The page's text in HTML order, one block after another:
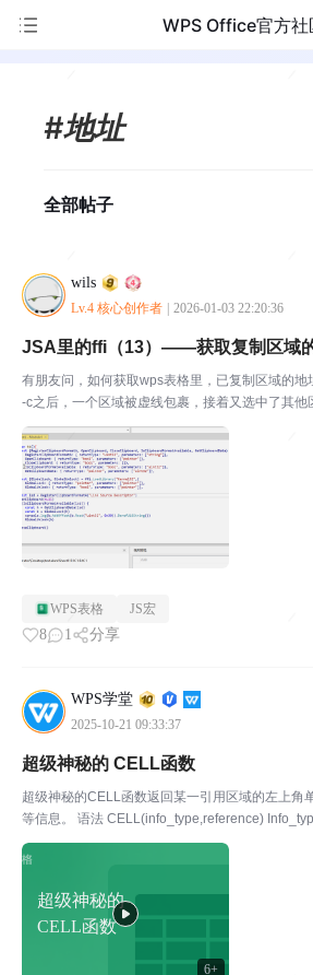
WPS Office官方社
#地址
全部帖子
wils
Lv.4 核心创作者 2026-01-03 22:20:36
JSA里的ffi（13）——获取复制区域
有朋友问，如何获取wps表格里，已复制区域的地
-c之后，一个区域被虚线包裹，接着又选中了其他
区域的地址搜到了一个ahk脚本，是通过分析剪贴
fi可以方便的读取剪贴板，试一下fu...
WPS表格 JS宏
8 1 分享
WPS学堂
2025-10-21 09:33:37
超级神秘的
CELL函数
6+
超级神秘的 CELL函数
超级神秘的CELL函数返回某一引用区域的左上角
等信息。 语法 CELL(info_type,reference)
要的单元格信息的类型。下面列出 info_type 的可